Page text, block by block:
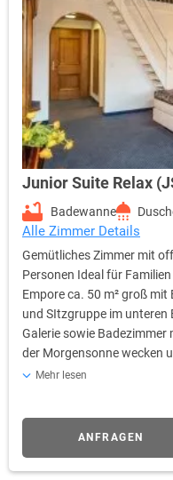
Junior Suite Relax
Badewanne
Alle Zimmer Details
Gemütliches Zimmer mit
Personen Ideal für
Empore ca. 50 m² groß
und SItzgruppe im unteren
Galerie sowie Badezimmer
der Morgensonne wecken
auf den Kirschbaumgarten.
Mehr lesen
ANFRAGEN